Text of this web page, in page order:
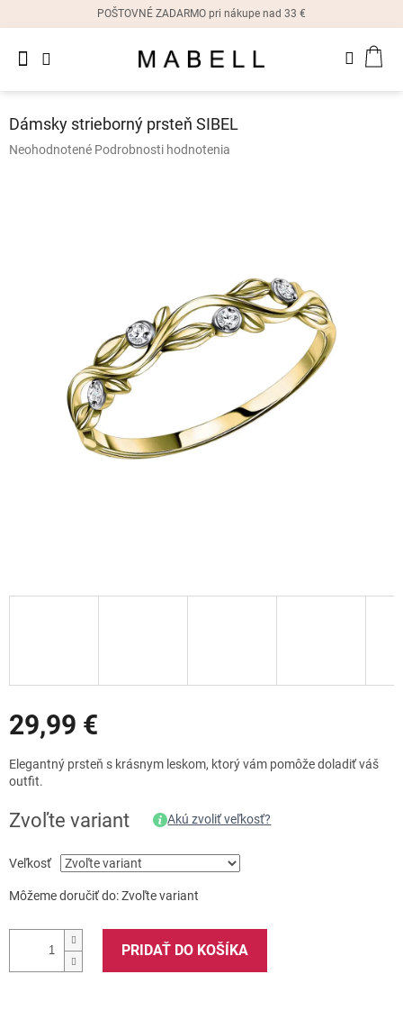
POŠTOVNÉ ZADARMO pri nákupe nad 33 €
Dámske
náušnice
Dámsky strieborný prsteň SIBEL
Priemerné
Neohodnotené Podrobnosti hodnotenia
29,99 €
cena:
Elegantný prsteň s krásnym leskom, ktorý vám pomôže doladiť váš
outfit.
Zvoľte variant Akú zvoliť veľkosť?
Veľkosť
Môžeme doručiť do:Zvoľte variant
PRIDAŤ DO KOŠÍKA